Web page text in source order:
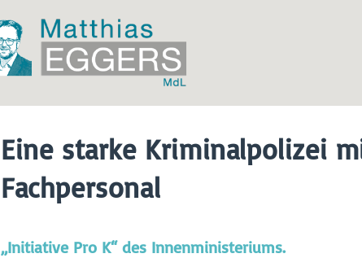
Eine starke Kriminalpolizei
Fachpersonal
„Initiative Pro K“ des Innenministeriums.